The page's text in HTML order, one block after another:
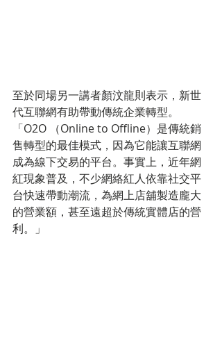
至於同場另一講者顏汶龍則表示，新世
代互聯網有助帶動傳統企業轉型。
「O2O （Online to Offline）是傳統銷
售轉型的最佳模式，因為它能讓互聯網
成為線下交易的平台。事實上，近年網
紅現象普及，不少網絡紅人依靠社交平
台快速帶動潮流，為網上店舖製造龐大
的營業額，甚至遠超於傳統實體店的營
利。」